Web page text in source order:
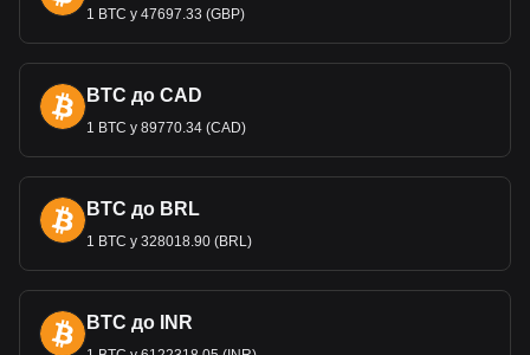
Дані сервісу обміну криптовалюти на фіату валюту
на Bitget показують, що найпопулярнішою парою
PepeCoin є PEPECOIN доDOP, а код валюти
PepeCoin — PEPECOIN. Використовуйте наш
криптовалютний калькулятор прямо зараз, щоб
дізнатися, скільки криптовалют можна обміняти на
DOP.
1 BTC у 47697.33 (GBP)
BTC до CAD
1 BTC у 89770.34 (CAD)
BTC до BRL
1 BTC у 328018.90 (BRL)
BTC до INR